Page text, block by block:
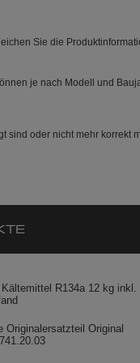
Sie die
je nach Modell und
oder nicht mehr korrekt
R134a 12 kg inkl.
Originalersatzteil Original